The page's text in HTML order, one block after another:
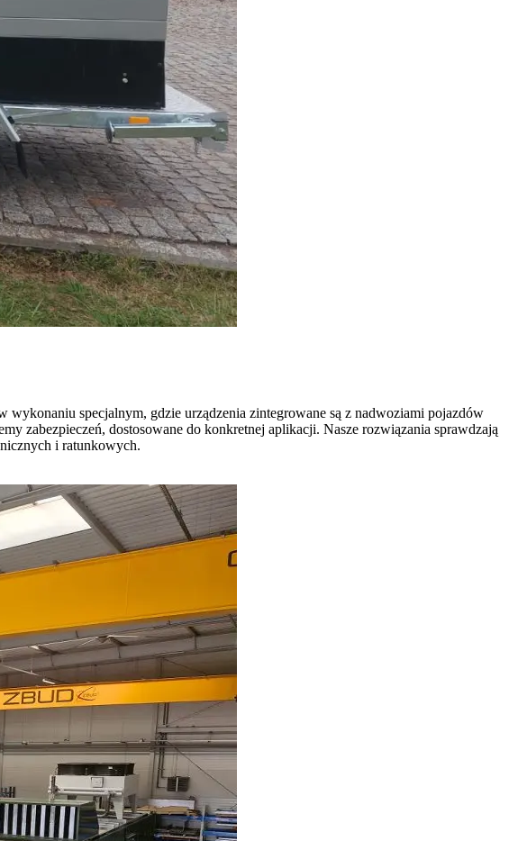
specjalnym, gdzie urządzenia zintegrowane są z nadwoziami pojazdów
zabezpieczeń, dostosowane do konkretnej aplikacji. Nasze rozwiązania sprawdzają
i ratunkowych.